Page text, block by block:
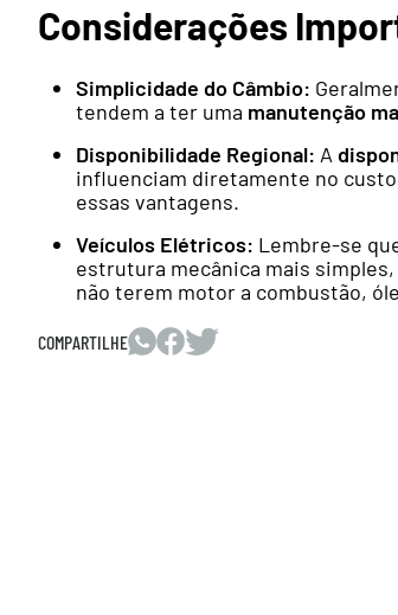
Considerações
Simplicidade do Câmbio:
tendem a ter uma manutenção
Disponibilidade Regional: A
influenciam diretamente no
essas vantagens.
Veículos Elétricos: Lembre-se
estrutura mecânica mais
não terem motor a combustão,
COMPARTILHE